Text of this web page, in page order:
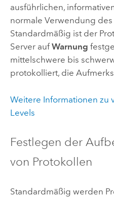
ausführlichen,
normale Verwendung
Standardmäßig ist der
Server aufWarnung
mittelschwere bis
protokolliert, die
Weitere Informationen zu
Levels
Festlegen der
von Protokollen
Standardmäßig werden